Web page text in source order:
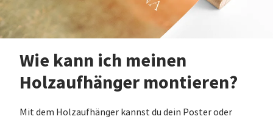
Wie kann ich meinen
Holzaufhänger montieren?
Mit dem Holzaufhänger kannst du dein Poster oder